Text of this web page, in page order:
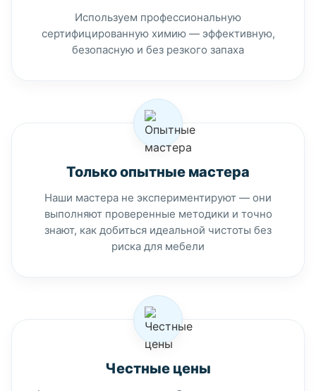
Используем профессиональную
сертифицированную химию — эффективную,
безопасную и без резкого запаха
Только опытные мастера
Наши мастера не экспериментируют — они
выполняют проверенные методики и точно
знают, как добиться идеальной чистоты без
риска для мебели
Честные цены